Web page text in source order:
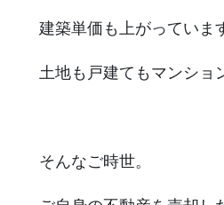
建築単価も上がっていま
土地も戸建てもマンショ
そんなご時世。